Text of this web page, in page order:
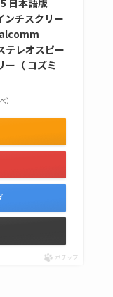
ンチスクリー
レオスピー
（ コズミ
）
ポチップ